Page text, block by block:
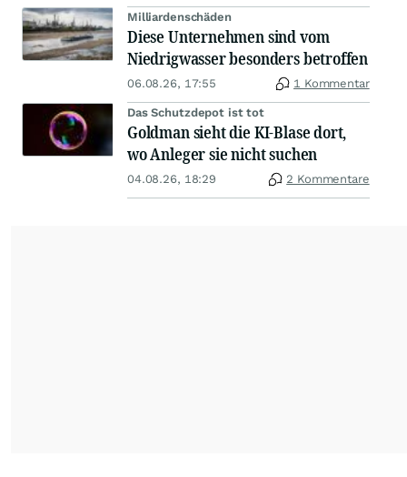
Milliardenschäden
Diese Unternehmen sind vom
Niedrigwasser besonders betroffen
06.08.26, 17:55 1 Kommentar
Das Schutzdepot ist tot
Goldman sieht die KI-Blase dort,
wo Anleger sie nicht suchen
04.08.26, 18:29 2 Kommentare